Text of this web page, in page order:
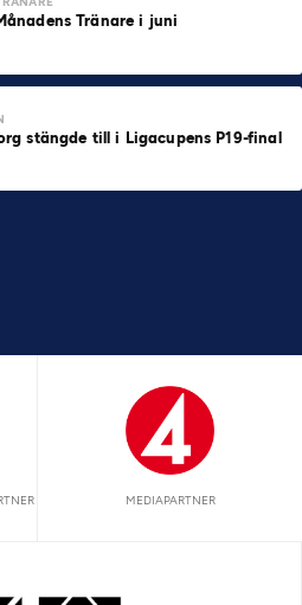
Tränare i juni
stängde till i Ligacupens P19-final
MEDIAPARTNER